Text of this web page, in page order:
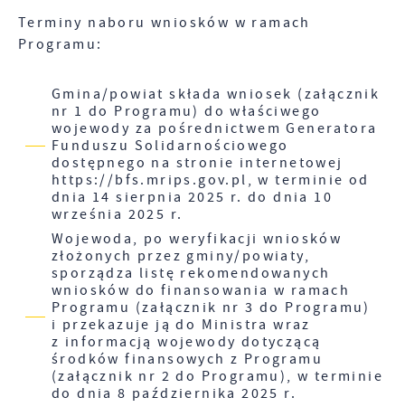
Terminy naboru wniosków w ramach
Programu:
Gmina/powiat składa wniosek (załącznik
nr 1 do Programu) do właściwego
wojewody za pośrednictwem Generatora
Funduszu Solidarnościowego
dostępnego na stronie internetowej
https://bfs.mrips.gov.pl, w terminie od
dnia 14 sierpnia 2025 r. do dnia 10
września 2025 r.
Wojewoda, po weryfikacji wniosków
złożonych przez gminy/powiaty,
sporządza listę rekomendowanych
wniosków do finansowania w ramach
Programu (załącznik nr 3 do Programu)
i przekazuje ją do Ministra wraz
z informacją wojewody dotyczącą
środków finansowych z Programu
(załącznik nr 2 do Programu), w terminie
do dnia 8 października 2025 r.